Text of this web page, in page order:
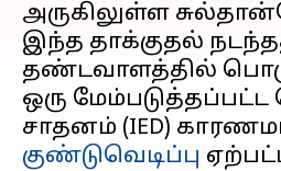
அருகிலுள்ள
இந்த தாக்குதல்
தண்டவாளத்தில்
ஒரு மேம்படுத்தப்பட்ட
சாதனம் (IED)
குண்டுவெடிப்பு